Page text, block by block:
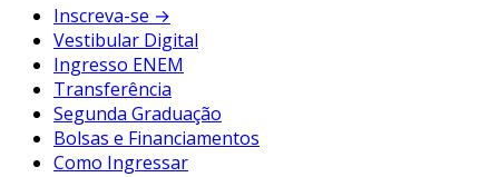
Inscreva-se →
Vestibular Digital
Ingresso ENEM
Transferência
Segunda Graduação
Bolsas e Financiamentos
Como Ingressar